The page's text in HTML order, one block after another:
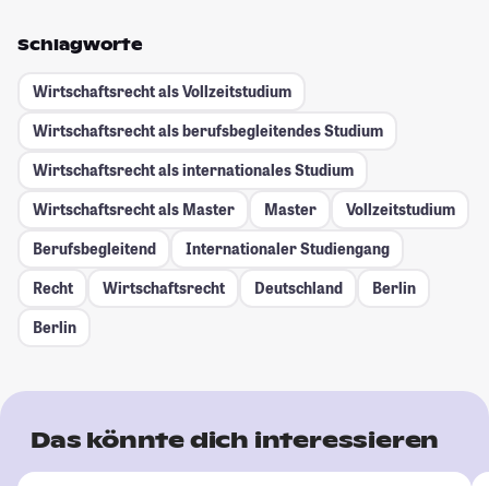
Schlagworte
Wirtschaftsrecht als Vollzeitstudium
Wirtschaftsrecht als berufsbegleitendes Studium
Wirtschaftsrecht als internationales Studium
Wirtschaftsrecht als Master
Master
Vollzeitstudium
Berufsbegleitend
Internationaler Studiengang
Recht
Wirtschaftsrecht Deutschland
Berlin
Berlin
Das könnte dich interessieren